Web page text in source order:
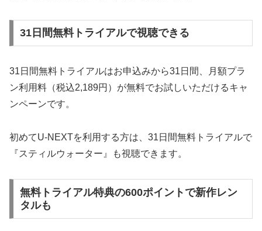
31日間無料トライアルで視聴できる
31日間無料トライアルはお申込みから31日間、月額プラ
ン利用料（税込2,189円）が無料でお試しいただけるキャ
ンペーンです。
初めてU-NEXTを利用する方は、31日間無料トライアルで
『スティルウォーター』も視聴できます。
無料トライアル特典の600ポイントで新作レン
タルも